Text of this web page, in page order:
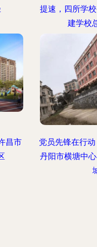
提速，四所学
建学校
昌市
党员先锋在行
丹阳市横塘中